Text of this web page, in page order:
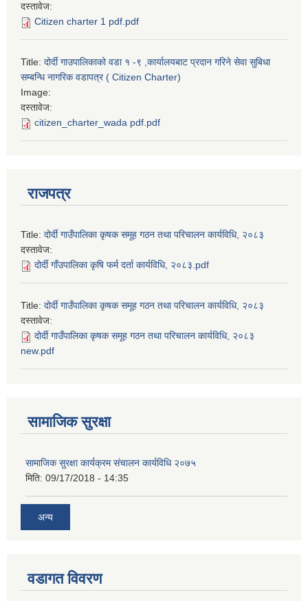
दस्तावेज:
Citizen charter 1 pdf.pdf
Title: दोर्दी गाउपालिकाको वडा १ -९ ,कार्यालयबाट प्रदान गरिने सेवा सुबिधा
सम्बन्धि नागरिक वडापत्र ( Citizen Charter)
Image:
दस्तावेज:
citizen_charter_wada pdf.pdf
राजपत्र
Title: दोर्दी गाउँपालिका कृषक समूह गठन तथा परिचालन कार्यविधि, २०८३
दस्तावेज:
दोर्दी गाँउपालिका कृषि फर्म दर्ता कार्यविधि, २०८३.pdf
Title: दोर्दी गाउँपालिका कृषक समूह गठन तथा परिचालन कार्यविधि, २०८३
दस्तावेज:
दोर्दी गाउँपालिका कृषक समूह गठन तथा परिचालन कार्यविधि, २०८३
new.pdf
सामाजिक सुरक्षा
सामाजिक सुरक्षा कार्यक्रम संचालन कार्यविधि २०७५
मिति: 09/17/2018 - 14:35
अन्य
वडागत विवरण